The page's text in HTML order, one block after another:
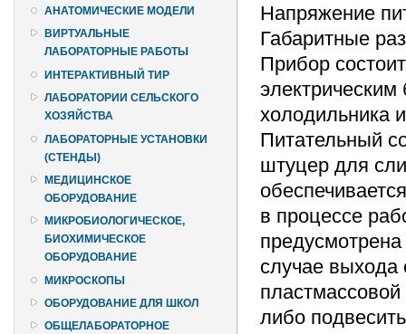
АНАТОМИЧЕСКИЕ МОДЕЛИ
ВИРТУАЛЬНЫЕ
ЛАБОРАТОРНЫЕ РАБОТЫ
ИНТЕРАКТИВНЫЙ ТИР
ЛАБОРАТОРИИ СЕЛЬСКОГО
ХОЗЯЙСТВА
ЛАБОРАТОРНЫЕ УСТАНОВКИ
(СТЕНДЫ)
МЕДИЦИНСКОЕ
ОБОРУДОВАНИЕ
МИКРОБИОЛОГИЧЕСКОЕ,
БИОХИМИЧЕСКОЕ
ОБОРУДОВАНИЕ
МИКРОСКОПЫ
ОБОРУДОВАНИЕ ДЛЯ ШКОЛ
ОБЩЕЛАБОРАТОРНОЕ
Напряжение
Габаритные
Прибор
холодильника
Питательный
штуцер для
в процессе
предусмотрена
случае выхода
либо